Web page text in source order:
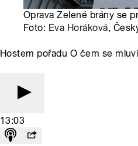
Oprava Zelené brány se
Foto: Eva Horáková,
Hostem pořadu O čem se
13:03